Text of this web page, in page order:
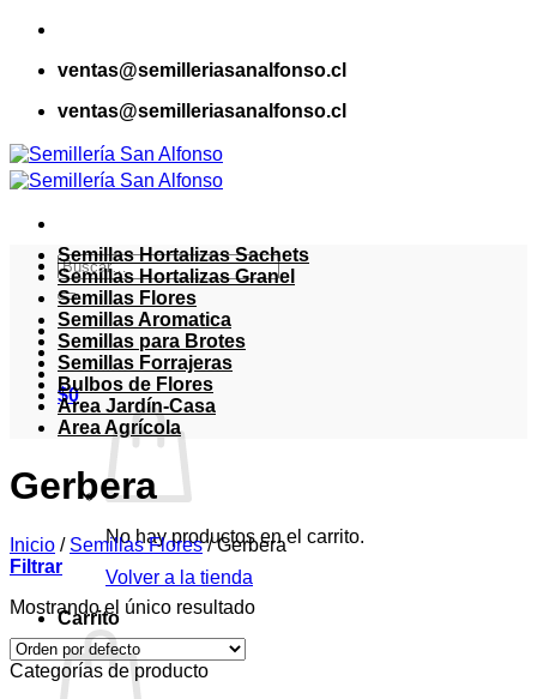
Saltar
contenidoventas@semilleriasanalfonso.cl
ventas@semilleriasanalfonso.cl
Buscar
por:
$0
No hay productos en el carrito.
Volver a la tienda
Carrito
Semillas Hortalizas Sachets
Semillas Hortalizas Granel
Semillas Flores
Semillas Aromatica
Semillas para Brotes
Semillas Forrajeras
Bulbos de Flores
Area Jardín-Casa
Area Agrícola
Gerbera
Inicio / Semillas Flores /Gerbera
Filtrar
Mostrando el único resultado
Categorías de producto